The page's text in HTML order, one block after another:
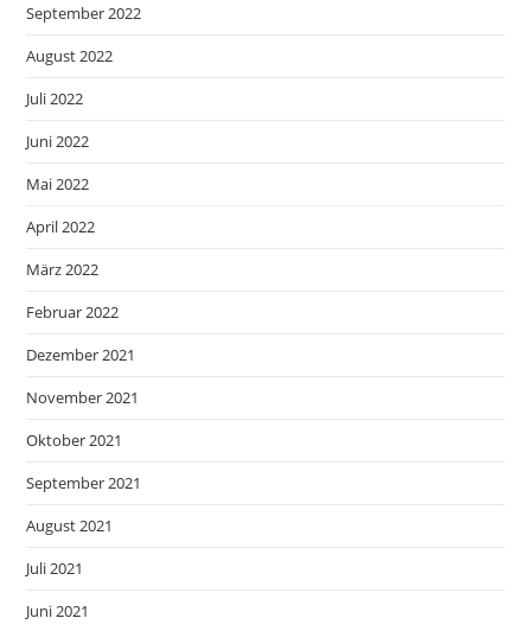
September 2022
August 2022
Juli 2022
Juni 2022
Mai 2022
April 2022
März 2022
Februar 2022
Dezember 2021
November 2021
Oktober 2021
September 2021
August 2021
Juli 2021
Juni 2021